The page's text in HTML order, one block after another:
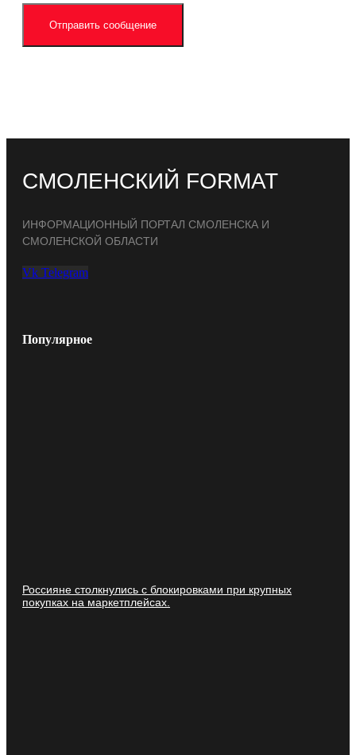
Отправить сообщение
СМОЛЕНСКИЙ FORMAT
ИНФОРМАЦИОННЫЙ ПОРТАЛ СМОЛЕНСКА И
СМОЛЕНСКОЙ ОБЛАСТИ
Vk Telegram
Популярное
Россияне столкнулись с блокировками при крупных
покупках на маркетплейсах.